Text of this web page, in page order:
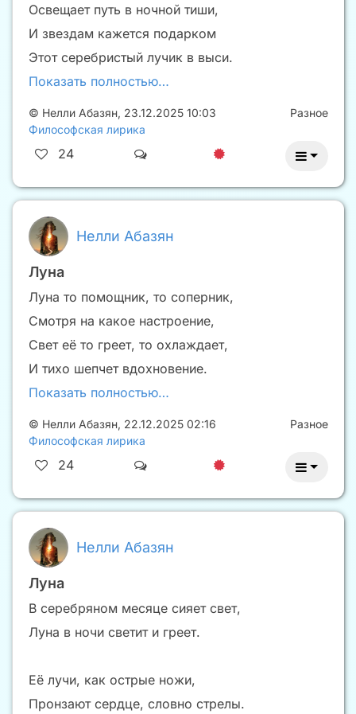
Освещает путь в ночной тиши,
И звездам кажется подарком
Этот серебристый лучик в выси.
Показать полностью…
© Нелли Абазян, 23.12.2025 10:03
Философская лирика
Разное
24
Нелли Абазян
Луна
Луна то помощник, то соперник,
Смотря на какое настроение,
Свет её то греет, то охлаждает,
И тихо шепчет вдохновение.
Показать полностью…
© Нелли Абазян, 22.12.2025 02:16
Философская лирика
Разное
24
Нелли Абазян
Луна
В серебряном месяце сияет свет,
Луна в ночи светит и греет.
Её лучи, как острые ножи,
Пронзают сердце, словно стрелы.